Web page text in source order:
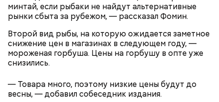
минтай, если рыбаки не найдут альтернативные
рынки сбыта за рубежом, — рассказал Фомин.
Второй вид рыбы, на которую ожидается заметное
снижение цен в магазинах в следующем году, —
мороженая горбуша. Цены на горбушу в опте уже
снизились.
— Товара много, поэтому низкие цены будут до
весны, — добавил собеседник издания.
себя очень осторожно, будто увидели дикого
зверя, затаиться, — добавил академик.
трансляцию матча. Макеев поехал к секретарю
партийной организации колхоза и попросил
одолжить телевизор.